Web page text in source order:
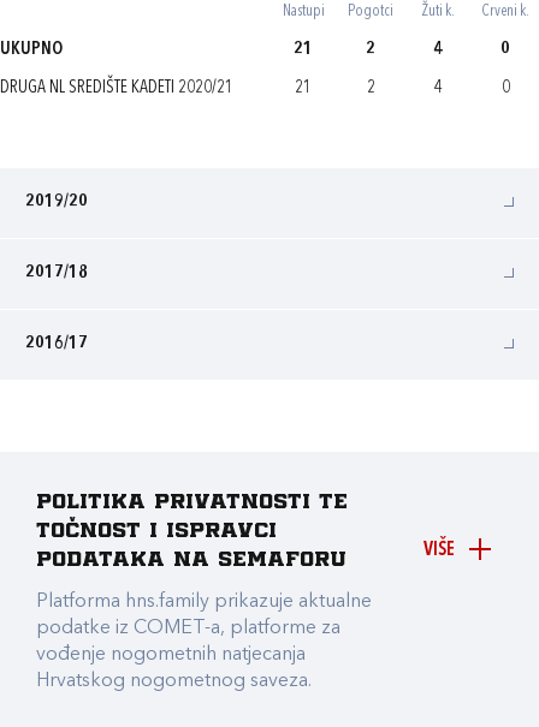
Nastupi Pogotci Žuti k. Crveni k.
UKUPNO 21 2 4 0
DRUGA NL SREDIŠTE KADETI 2020/21 21 2 4 0
2019/20
2017/18
2016/17
VIŠE
Politika privatnosti te
točnost i ispravci
podataka na Semaforu
Platforma hns.family prikazuje aktualne
podatke iz COMET-a, platforme za
vođenje nogometnih natjecanja
Hrvatskog nogometnog saveza.